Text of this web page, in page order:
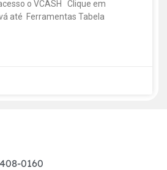
o VCASH Clique em
vá até Ferramentas Tabela
0160